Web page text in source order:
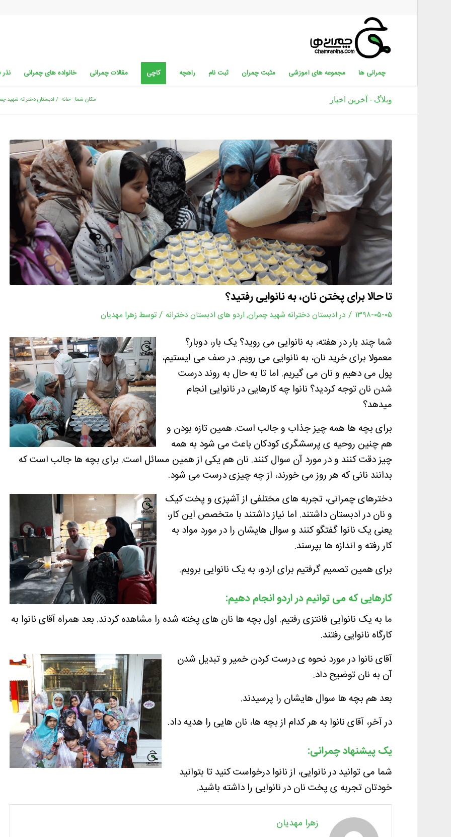
چمرانی ها مجموعه های آموزشی مثبت چمران ثبت نام راهچه کاچی مقالات چمرانی خانواده های چمرانی
وبلاگ - آخرین اخبار مکان شما: خانه / ادبستان دخترانه شهید
تا حالا برای پختن نان، به نانوایی رفتید؟
۱۳۹۸-۰۵-۰۵ / در ادبستان دخترانه شهید چمران, اردو های ادبستان دخترانه / توسط زهرا مهدیان
شما چند بار در هفته، به نانوایی می روید؟ یک بار، دوبار؟
معمولا برای خرید نان، به نانوایی می رویم. در صف می ایستیم،
پول می دهیم و نان می گیریم. اما تا به حال به روند درست
شدن نان توجه کردید؟ نانوا چه کارهایی در نانوایی انجام
میدهد؟
برای بچه ها همه چیز جذاب و جالب است. همین تازه بودن و
هم چنین روحیه ی پرسشگری کودکان باعث می شود به همه
چیز دقت کنند و در مورد آن سوال کنند. نان هم یکی از همین مسائل است. برای بچه ها جالب است که
بدانند نانی که هر روز می خورند، از چه چیزی درست می شود.
دخترهای چمرانی، تجربه های مختلفی از آشپزی و پخت کیک
و نان در ادبستان داشتند. اما نیاز داشتند با متخصص این کار،
یعنی یک نانوا گفتگو کنند و سوال هایشان را در مورد مواد به
کار رفته و اندازه ها بپرسند.
برای همین تصمیم گرفتیم برای اردو، به یک نانوایی برویم.
کارهایی که می توانیم در اردو انجام دهیم:
ما به یک نانوایی فانتزی رفتیم. اول بچه ها نان های پخته شده را مشاهده کردند. بعد همراه آقای نانوا به
کارگاه نانوایی رفتند.
آقای نانوا در مورد نحوه ی درست کردن خمیر و تبدیل شدن
آن به نان توضیح داد.
بعد هم بچه ها سوال هایشان را پرسیدند.
در آخر، آقای نانوا به هر کدام از بچه ها، نان هایی را هدیه داد.
یک پیشنهاد چمرانی:
شما می توانید در نانوایی، از نانوا درخواست کنید تا بتوانید
خودتان تجربه ی پخت نان در نانوایی را داشته باشید.
زهرا مهدیان